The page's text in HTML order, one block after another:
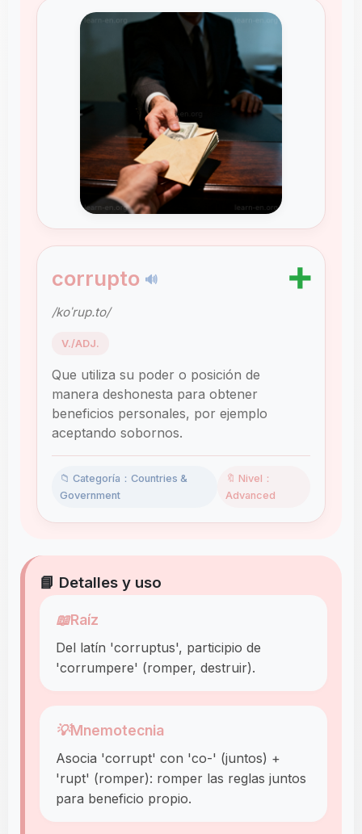
corrupto 🔊 ➕
/koˈrup.to/
V./ADJ.
Que utiliza su poder o posición de
manera deshonesta para obtener
beneficios personales, por ejemplo
aceptando sobornos.
📁 Categoría：Countries &
Government
🔖 Nivel：
Advanced
📘 Detalles y uso
📖Raíz
Del latín 'corruptus', participio de
'corrumpere' (romper, destruir).
💡Mnemotecnia
Asocia 'corrupt' con 'co-' (juntos) +
'rupt' (romper): romper las reglas juntos
para beneficio propio.